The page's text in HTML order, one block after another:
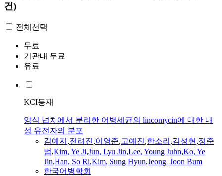
건)
전체선택
무료
기관내 무료
유료
KCI등재
양식 넙치에서 분리한 어병세균의 lincomycin에 대한 내
성 유전자의 분포
김예지 ,전려진,이영준,고예진,한소리 ,김성현,정준
범,Kim, Ye Ji,Jun, Lyu Jin,Lee, Young Juhn,Ko, Ye
Jin,Han, So Ri,Kim, Sung Hyun,Jeong, Joon Bum
한국어병학회